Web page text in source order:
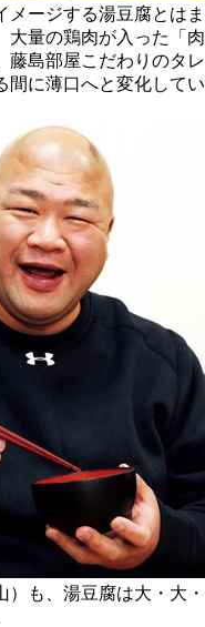
メージする湯豆腐とはま
量の鶏肉が入った「肉
藤島部屋こだわりのタレ
間に薄口へと変化してい
も、湯豆腐は大・大・